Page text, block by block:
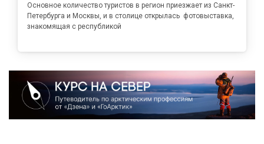
Основное количество туристов в регион приезжает из Санкт-
Петербурга и Москвы, и в столице открылась фотовыставка,
знакомящая с республикой